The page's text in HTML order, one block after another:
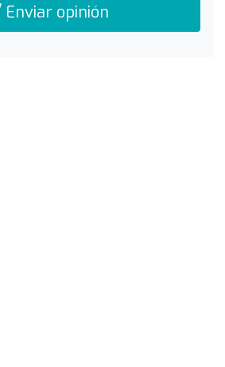
Enviar opinión